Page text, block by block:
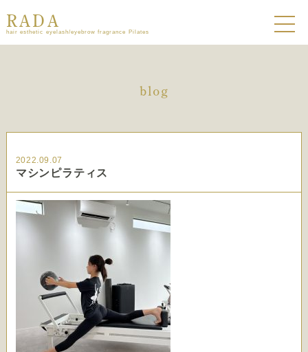
RADA
hair esthetic eyelash/eyebrow fragrance Pilates
blog
2022.09.07
マシンピラティス